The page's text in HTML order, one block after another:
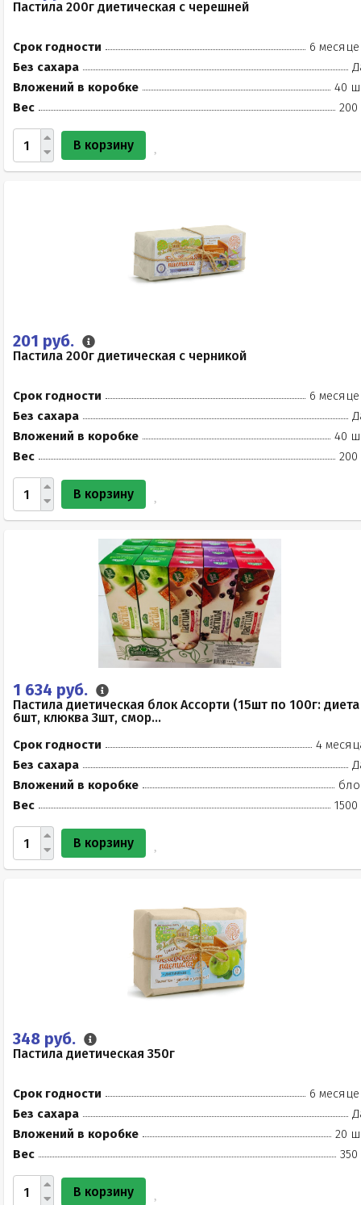
Пастила 200г диетическая с черешней
Срок годности
6
Без сахара
Вложений в коробке
40
Вес
200
В корзину
201 руб.
Пастила 200г диетическая с черникой
Срок годности
6
Без сахара
Вложений в коробке
40
Вес
200
В корзину
1 634 руб.
Пастила диетическая блок Ассорти (15шт по 100г: диета
6шт, клюква 3шт, смор...
Срок годности
4
Без сахара
Вложений в коробке
Вес
1500
В корзину
348 руб.
Пастила диетическая 350г
Срок годности
6
Без сахара
Вложений в коробке
20
Вес
350
В корзину